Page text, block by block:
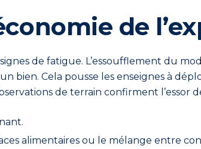
de
de fatigue. L’essoufflement du
bien. Cela pousse les enseignes à
de terrain confirment l’essor
alimentaires ou le mélange entre